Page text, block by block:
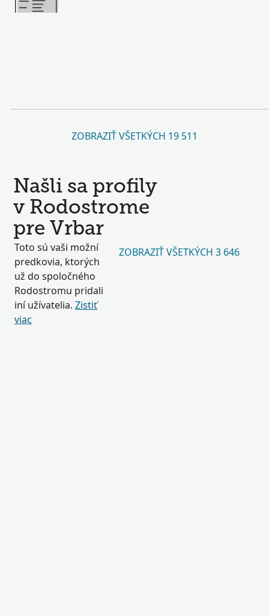
ZOBRAZIŤ VŠETKÝCH 19 511
Našli sa profily
v Rodostrome
pre Vrbar
Toto sú vaši možní
predkovia, ktorých
už do spoločného
Rodostromu pridali
iní užívatelia. Zistiť
viac
ZOBRAZIŤ VŠETKÝCH 3 646